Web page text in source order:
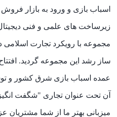
اسباب بازی و ورود به بازار
زیرساخت های علمی و فنی
مجموعه با رویکرد تجارت اسلامی
ساز رشد این مجموعه گردید.
عمده اسباب بازی شرق کشور و
آن تحت عنوان تجاری "شگفت
میزبانی بهتر ما از شما مشتریان